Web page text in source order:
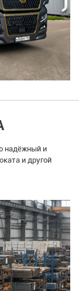
надёжный и
и другой